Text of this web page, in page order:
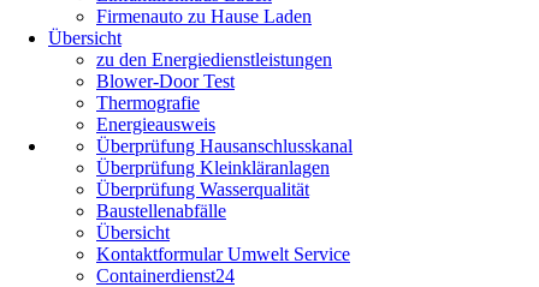
Firmenauto zu Hause Laden
Übersicht
zu den Energiedienstleistungen
Blower-Door Test
Thermografie
Energieausweis
Überprüfung Hausanschlusskanal
Überprüfung Kleinkläranlagen
Überprüfung Wasserqualität
Baustellenabfälle
Übersicht
Kontaktformular Umwelt Service
Containerdienst24